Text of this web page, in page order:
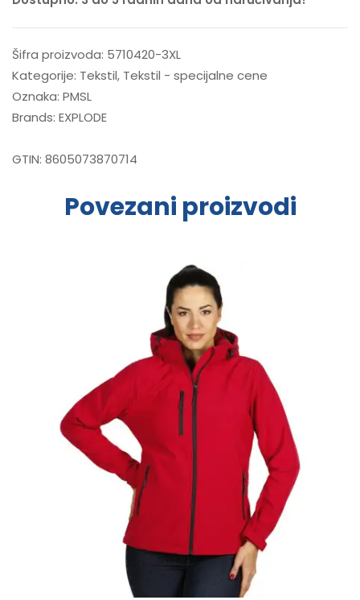
Šifra proizvoda: 5710420-3XL
Kategorije: Tekstil, Tekstil - specijalne cene
Oznaka: PMSL
Brands: EXPLODE
GTIN: 8605073870714
Povezani proizvodi